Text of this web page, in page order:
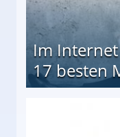
Im
17 besten